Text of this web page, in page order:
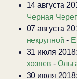
14 августа
Черная
07 августа
некрупной -
31 июля 2018:
хозяев -
30 июля 2018: